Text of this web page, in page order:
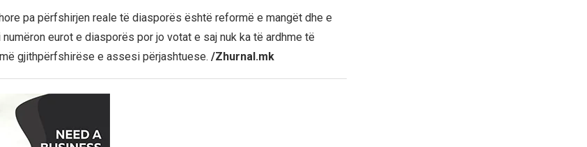
pa përfshirjen reale të diasporës është reformë e mangët dhe e
eurot e diasporës por jo votat e saj nuk ka të ardhme të
gjithpërfshirëse e assesi përjashtuese. /Zhurnal.mk